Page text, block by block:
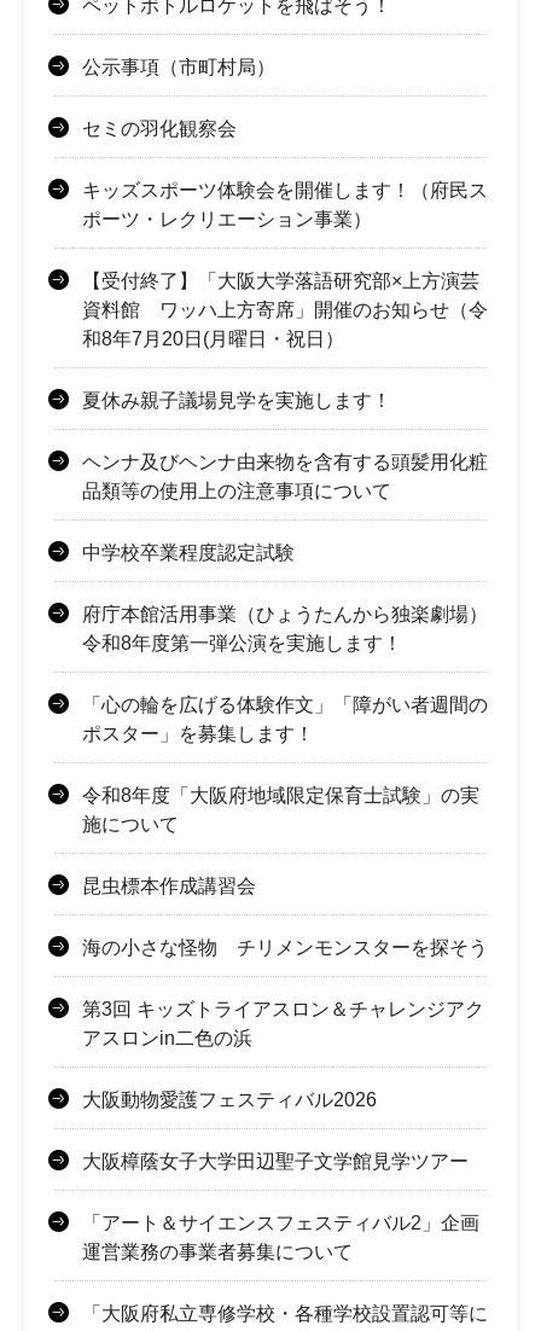
ペットボトルロケットを飛ばそう！
公示事項（市町村局）
セミの羽化観察会
キッズスポーツ体験会を開催します！（府民ス
ポーツ・レクリエーション事業）
【受付終了】「大阪大学落語研究部×上方演芸
資料館 ワッハ上方寄席」開催のお知らせ（令
和8年7月20日(月曜日・祝日）
夏休み親子議場見学を実施します！
ヘンナ及びヘンナ由来物を含有する頭髪用化粧
品類等の使用上の注意事項について
中学校卒業程度認定試験
府庁本館活用事業（ひょうたんから独楽劇場）
令和8年度第一弾公演を実施します！
「心の輪を広げる体験作文」「障がい者週間の
ポスター」を募集します！
令和8年度「大阪府地域限定保育士試験」の実
施について
昆虫標本作成講習会
海の小さな怪物 チリメンモンスターを探そう
第3回 キッズトライアスロン＆チャレンジアク
アスロンin二色の浜
大阪動物愛護フェスティバル2026
大阪樟蔭女子大学田辺聖子文学館見学ツアー
「アート＆サイエンスフェスティバル2」企画
運営業務の事業者募集について
「大阪府私立専修学校・各種学校設置認可等に